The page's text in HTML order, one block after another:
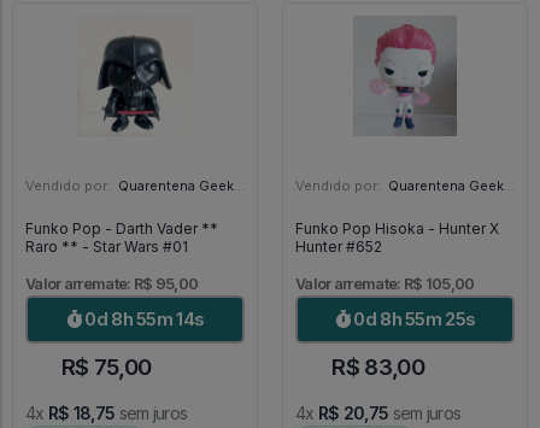
Vendido por: Quarentena Geek Store - SP
Funko Pop - Darth Vader **
Raro ** - Star Wars #01
Valor arremate: R$ 95,00
0d 8h 55m 13s
R$ 75,00
4x R$ 18,75 sem juros
Vendido por: Quarentena Geek Store - SP
Funko Pop Hisoka - Hunter X
Hunter #652
Valor arremate: R$ 105,00
0d 8h 55m 24s
R$ 83,00
4x R$ 20,75 sem juros